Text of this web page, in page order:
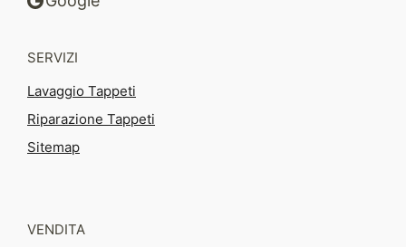
SERVIZI
Lavaggio Tappeti
Riparazione Tappeti
Sitemap
VENDITA